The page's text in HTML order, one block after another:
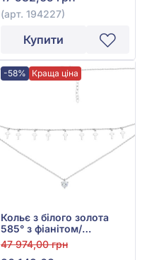
(арт. 194227)
Купити
-58% Краща ціна
Кольє з білого золота
585° з фіанітом/
куб.цирконієм, арт.
1602285
47 974,00 грн